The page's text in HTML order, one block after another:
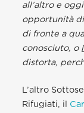
all’altro e
opportunità di
di fronte a
conosciuto, o
distorta,
L’altro
Rifugiati, il